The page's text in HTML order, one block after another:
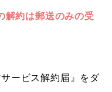
解約は郵送のみの受
ービス解約届』をダ